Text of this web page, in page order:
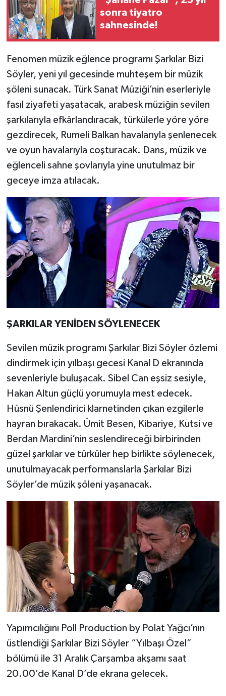
sonra tiyatro
sahnesinde!
Fenomen müzik eğlence programı Şarkılar Bizi
Söyler, yeni yıl gecesinde muhteşem bir müzik
şöleni sunacak. Türk Sanat Müziği’nin eserleriyle
fasıl ziyafeti yaşatacak, arabesk müziğin sevilen
şarkılarıyla efkârlandıracak, türkülerle yöre yöre
gezdirecek, Rumeli Balkan havalarıyla şenlenecek
ve oyun havalarıyla coşturacak. Dans, müzik ve
eğlenceli sahne şovlarıyla yine unutulmaz bir
geceye imza atılacak.
ŞARKILAR YENİDEN SÖYLENECEK
Sevilen müzik programı Şarkılar Bizi Söyler özlemi
dindirmek için yılbaşı gecesi Kanal D ekranında
sevenleriyle buluşacak. Sibel Can eşsiz sesiyle,
Hakan Altun güçlü yorumuyla mest edecek.
Hüsnü Şenlendirici klarnetinden çıkan ezgilerle
hayran bırakacak. Ümit Besen, Kibariye, Kutsi ve
Berdan Mardini’nin seslendireceği birbirinden
güzel şarkılar ve türküler hep birlikte söylenecek,
unutulmayacak performanslarla Şarkılar Bizi
Söyler’de müzik şöleni yaşanacak.
Yapımcılığını Poll Production by Polat Yağcı’nın
üstlendiği Şarkılar Bizi Söyler “Yılbaşı Özel”
bölümü ile 31 Aralık Çarşamba akşamı saat
20.00’de Kanal D’de ekrana gelecek.